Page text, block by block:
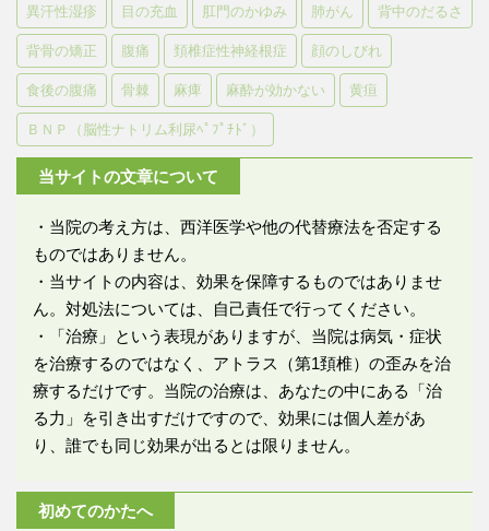
異汗性湿疹 目の充血 肛門のかゆみ 肺がん 背中のだるさ
背骨の矯正 腹痛 頚椎症性神経根症 顔のしびれ
食後の腹痛 骨棘 麻痺 麻酔が効かない 黄疸
ＢＮＰ（脳性ナトリム利尿ﾍﾟﾌﾟﾁﾄﾞ）
当サイトの文章について
・当院の考え方は、西洋医学や他の代替療法を否定する
ものではありません。
・当サイトの内容は、効果を保障するものではありませ
ん。対処法については、自己責任で行ってください。
・「治療」という表現がありますが、当院は病気・症状
を治療するのではなく、アトラス（第1頚椎）の歪みを治
療するだけです。当院の治療は、あなたの中にある「治
る力」を引き出すだけですので、効果には個人差があ
り、誰でも同じ効果が出るとは限りません。
初めてのかたへ